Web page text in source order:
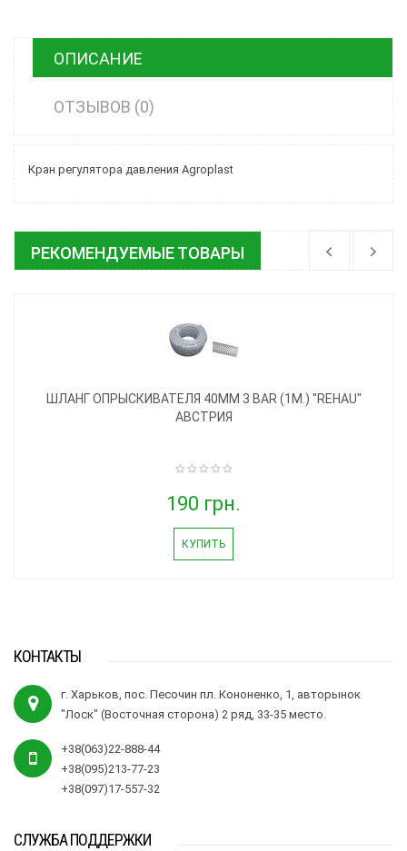
ОПИСАНИЕ
ОТЗЫВОВ (0)
Кран регулятора давления Agroplast
РЕКОМЕНДУЕМЫЕ ТОВАРЫ
ШЛАНГ ОПРЫСКИВАТЕЛЯ 40ММ 3 BAR (1М.) "REHAU"
АВСТРИЯ
190 грн.
КУПИТЬ
КОНТАКТЫ
г. Харьков, пос. Песочин пл. Кононенко, 1, авторынок
"Лоск" (Восточная сторона) 2 ряд, 33-35 место.
+38(063)22-888-44
+38(095)213-77-23
+38(097)17-557-32
СЛУЖБА ПОДДЕРЖКИ